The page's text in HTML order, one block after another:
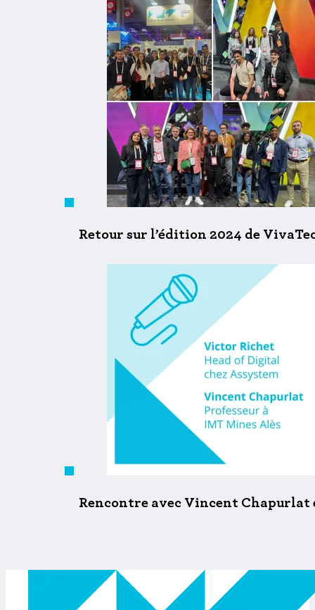
Retour sur l’édition 2024 de
Rencontre avec Vincent Chapurlat